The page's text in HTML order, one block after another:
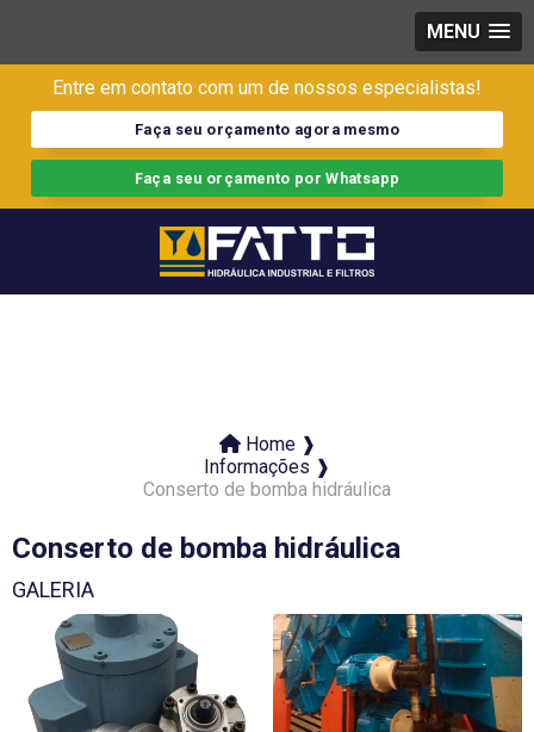
MENU
Entre em contato com um de nossos especialistas!
Faça seu orçamento agora mesmo
Faça seu orçamento por Whatsapp
Home ❱
Informações ❱
Conserto de bomba hidráulica
Conserto de bomba hidráulica
GALERIA